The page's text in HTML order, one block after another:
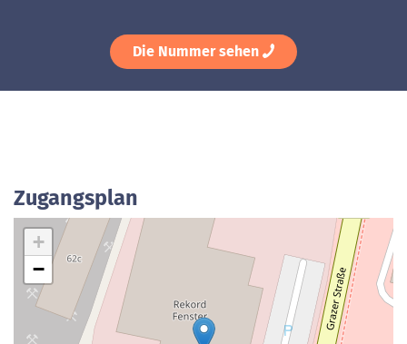
Die Nummer sehen
Zugangsplan
+
−